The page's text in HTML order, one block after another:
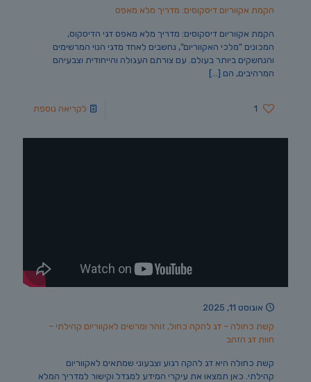
הקמת אקווריום דיסקוסים: מדריך מלא מאפס
הקמת אקווריום דיסקוסים: מדריך מלא מאפס דגי הדיסקוס,
המכונים "מלכי האקווריום", נחשבים לאחד מדגי הנוי המרשימים
והנחשקים ביותר בעולם. עם צורתם העגולה והייחודית וצבעיהם
המרהיבים, הם […]
1 לקריאה נוספת
אוגוסט 11, 2025
קשת כחולה – דג להקה כחול, זוהר ומרשים לאקווריום קהילתי –
חוות דג הזהב
קשת כחולה היא דג להקה רגוע וצבעוני שמתאים לאקווריום
קהילתי. כאן תמצאו את עיקרי המידע למגדל וקישור למדריך המלא